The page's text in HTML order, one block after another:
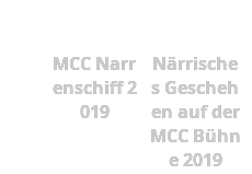
MCC Narr
enschiff 2
019
Närrische
s Gescheh
en auf der
MCC Bühn
e 2019